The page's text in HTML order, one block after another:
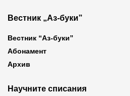
Вестник „Аз-буки”
Вестник “Аз-буки”
Абонамент
Архив
Научните списания